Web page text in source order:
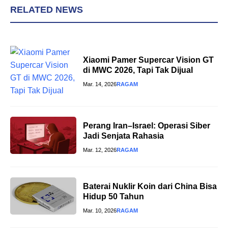
RELATED NEWS
Xiaomi Pamer Supercar Vision GT
di MWC 2026, Tapi Tak Dijual
Mar. 14, 2026RAGAM
Perang Iran–Israel: Operasi Siber
Jadi Senjata Rahasia
Mar. 12, 2026RAGAM
Baterai Nuklir Koin dari China Bisa
Hidup 50 Tahun
Mar. 10, 2026RAGAM